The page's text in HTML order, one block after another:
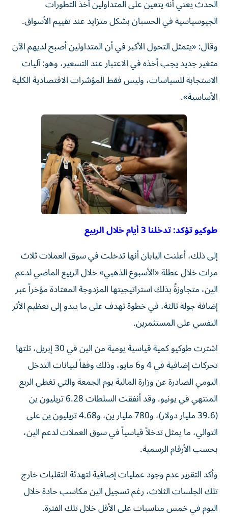
الحدث يعني أنه يتعين على المتداولين أخذ التطورات
الجيوسياسية في الحسبان بشكل متزايد عند تقييم الأسواق.
وقال: «يتمثل التحول الأكبر في أن المتداولين أصبح لديهم الآن
متغير جديد يجب أخذه في الاعتبار عند التسعير، وهو: آليات
الاستجابة للسياسات، وليس فقط المؤشرات الاقتصادية الكلية
الأساسية».
طوكيو تؤكد: تدخلنا 3 أيام خلال الربيع
إلى ذلك، أعلنت اليابان أنها تدخلت في سوق العملات ثلاث
مرات خلال عطلة «الأسبوع الذهبي» خلال الربيع الماضي لدعم
الين، متجاوزةً بذلك استراتيجيتها المزدوجة المعتادة مؤخراً عبر
إضافة جولة ثالثة، في خطوة تهدف على ما يبدو إلى تعظيم الأثر
النفسي على المستثمرين.
اشترت طوكيو كمية قياسية يومية من الين في 30 إبريل، تلتها
تحركات إضافية في 4 و6 مايو، وذلك وفقاً لبيانات التدخل
اليومي الصادرة عن وزارة المالية يوم الجمعة والتي تغطي الربع
المنتهي في يونيو. وقد أنفقت السلطات 6.28 تريليون ين
(39.6 مليار دولار)، و780 مليار ين، و4.68 تريليون ين على
التوالي، ما يمثل تدخلاً قياسياً في سوق العملات لدعم الين،
بحسب الأرقام الرسمية.
وأكد التقرير عدم وجود عمليات إضافية لتهدئة التقلبات خارج
تلك الجلسات الثلاث، رغم تسجيل الين مكاسب حادة خلال
اليوم في خمس مناسبات على الأقل خلال تلك الفترة.